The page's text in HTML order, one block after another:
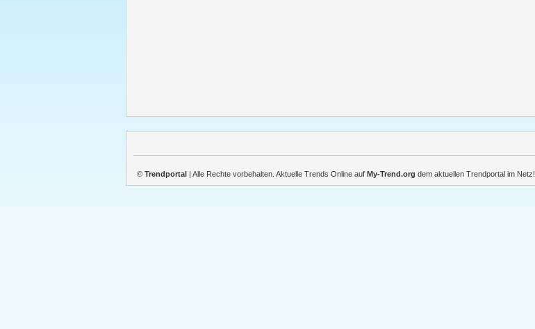
© Trendportal | Alle Rechte vorbehalten. Aktuelle Trends Online auf My-Trend.org dem aktuellen Trendportal im Netz!